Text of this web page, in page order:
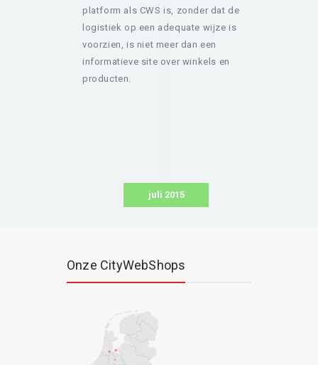
platform als CWS is, zonder dat de
logistiek op een adequate wijze is
voorzien, is niet meer dan een
informatieve site over winkels en
producten.
juli 2015
Onze CityWebShops